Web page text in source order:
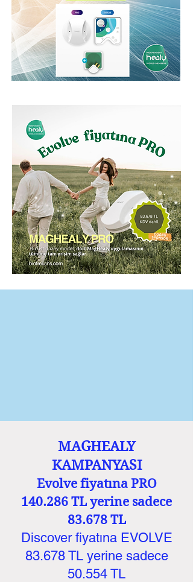
MAGHEALY
KAMPANYASI
Evolve fiyatına PRO
140.286 TL yerine sadece
83.678 TL
Discover fiyatına EVOLVE
83.678 TL yerine sadece
50.554 TL